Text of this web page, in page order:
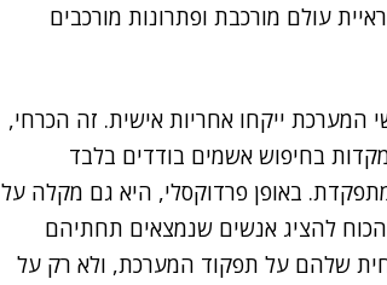
עולם מורכבת ופתרונות מורכבים
המערכת ייקחו אחריות אישית. זה הכרחי,
בחיפוש אשמים בודדים בלבד
באופן פרדוקסלי, היא גם מקלה על
להציג אנשים שנמצאים תחתיהם
שלהם על תפקוד המערכת, ולא רק על